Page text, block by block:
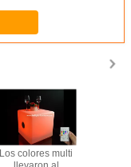
Los colores multi